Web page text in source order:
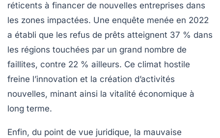
réticents à financer de nouvelles entreprises dans
les zones impactées. Une enquête menée en 2022
a établi que les refus de prêts atteignent 37 % dans
les régions touchées par un grand nombre de
faillites, contre 22 % ailleurs. Ce climat hostile
freine l’innovation et la création d’activités
nouvelles, minant ainsi la vitalité économique à
long terme.
Enfin, du point de vue juridique, la mauvaise